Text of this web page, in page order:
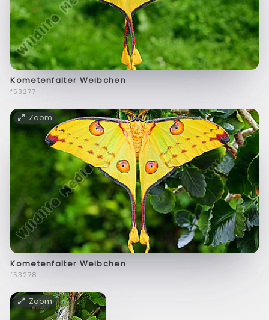
Kometenfalter Weibchen
f53277
Zoom
Kometenfalter Weibchen
f53278
Zoom